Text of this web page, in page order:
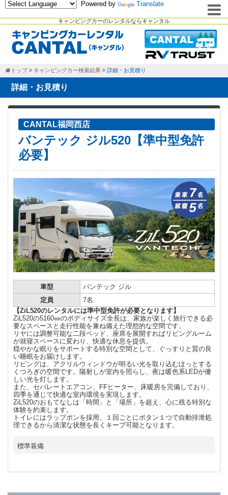
キャンピングカーのレンタルならキャンタル
Powered by Translate
トップ キャンピングカー検索結果 詳細・お見積り
詳細・お見積り
CANTAL福岡西店
バンテック ジル520【準中型免許
必要】
車型
バンテック ジル
定員
7名
【ZiL520のレンタルには準中型免許が必要となります】
ZiL520の5160㎜のボディサイズ全長は、家族が楽しく旅行できる必
要なスペースと走行性能を兼ね備えた理想的な空間です。
リヤには調整可能な二段ベッド、座席を展開すればリビングルーム
が就寝スペースに変わり、快適な休息を提供。
穏やかな眠りをサポートする特別な空間として、ぐっすりと質の良
い睡眠をお届けします。
リビングは、アクリルウィンドウが明るい光を取り込むほっとする
くつろぎの空間です。陽射しが室内を照らし、夜は暖色系LEDが優
しい光を灯します。
また、セパレートエアコン、FFヒーター、床暖房を完備しており、
四季を通じて快適な室内環境を実現します。
ZiL520のおもてなしは「時間」と「場所」を超え、心に残る特別な
体験を約束します。
トイレにはラップポンを採用、１回ごとにボタン１つで自動排泄処
理できるから清潔な状態を長くキープ可能となります。
標準装備